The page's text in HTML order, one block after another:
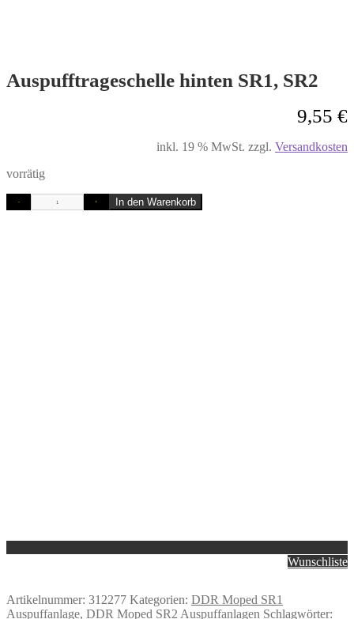
Auspufftrageschelle hinten SR1, SR2
9,55 €
inkl. 19 % MwSt. zzgl. Versandkosten
vorrätig
- + In den Warenkorb
Wunschliste
Artikelnummer: 312277 Kategorien: DDR Moped SR1
Auspuffanlage, DDR Moped SR2 Auspuffanlagen Schlagwörter: